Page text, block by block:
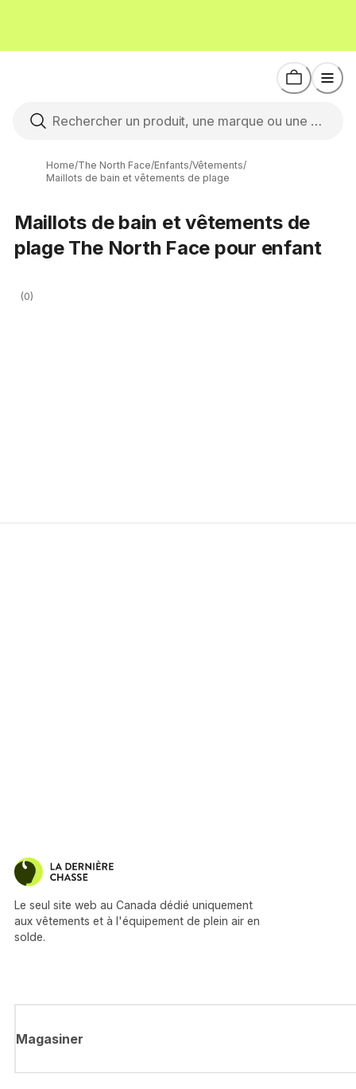
Home/The North Face/Enfants/Vêtements/
Maillots de bain et vêtements de plage
Maillots de bain et vêtements de
plage The North Face pour enfant
(0)
Le seul site web au Canada dédié uniquement
aux vêtements et à l'équipement de plein air en
solde.
Magasiner